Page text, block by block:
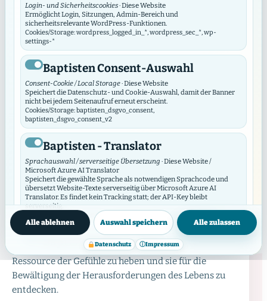
April 24, 2025·Aktuelles
Jubiläumsjahr EFB-Hamburg
Die Beratungsstelle wird 30 Jahre jung. Zeit, um
einmal das ganze Spektrum menschlicher Gefühle
auszuloten. Unsere Arbeit in den Beratungen
zeichnet unter anderem aus, gemeinsam die
Ressource der Gefühle zu heben und sie für die
Bewältigung der Herausforderungen des Lebens zu
entdecken.
Login- und Sicherheitscookies· Diese Website
Ermöglicht Login, Sitzungen, Admin-Bereich und
sicherheitsrelevante WordPress-Funktionen.
Cookies/Storage: wordpress_logged_in_*, wordpress_sec_*, wp-
settings-*
Baptisten Consent-Auswahl
Consent-Cookie / Local Storage· Diese Website
Speichert die Datenschutz- und Cookie-Auswahl, damit der Banner
nicht bei jedem Seitenaufruf erneut erscheint.
Cookies/Storage: baptisten_dsgvo_consent,
baptisten_dsgvo_consent_v2
Baptisten - Translator
Sprachauswahl / serverseitige Übersetzung · Diese Website /
Microsoft Azure AI Translator
Speichert die gewählte Sprache als notwendigen Sprachcode und
übersetzt Website-Texte serverseitig über Microsoft Azure AI
Translator. Es findet kein Tracking statt; der API-Key bleibt
serverseitig.
Cookies/Storage: prxenon_ai_translator_lang Datenschutzinfos
Baptisten Video Widget
Video-Consent / lokaler Speicher· Diese Website
Das Video Widget verwaltet die Zustimmung für einzelne Videos und
Video-Anbieter. Es lädt externe Videos erst nach Zustimmung und
synchronisiert seine Auswahl mit diesem DSGVO/DSO-Modul.
Cookies/Storage: baptistenVideoConsent:v2:*, bvw_provider_*,
Alle ablehnen Auswahl speichern Alle zulassen
Datenschutz ⓘImpressum